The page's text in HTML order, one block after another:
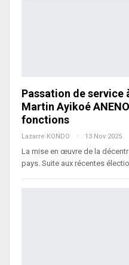
Passation de service
Martin Ayikoé
fonctions
Lazarre KONDO 13 Nov 2025
La mise en œuvre de la
pays. Suite aux récentes